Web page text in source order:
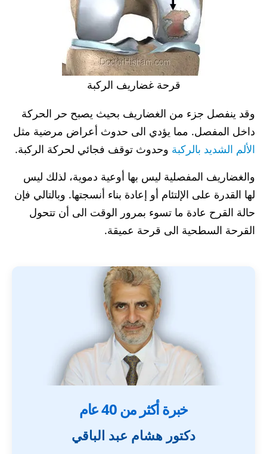
قرحة غضاريف الركبة
وقد ينفصل جزء من الغضاريف بحيث يصبح حر الحركة
داخل المفصل. مما يؤدي الى حدوث أعراض مرضية مثل
الألم الشديد بالركبة وحدوث توقف فجائي لحركة الركبة.
والغضاريف المفصلية ليس بها أوعية دموية، لذلك ليس
لها القدرة على الإلتئام أو إعادة بناء أنسجتها. وبالتالي فإن
حالة القرح عادة ما تسوء بمرور الوقت الى أن تتحول
القرحة السطحية الى قرحة عميقة.
خبرة أكثر من 40 عام
دكتور هشام عبد الباقي